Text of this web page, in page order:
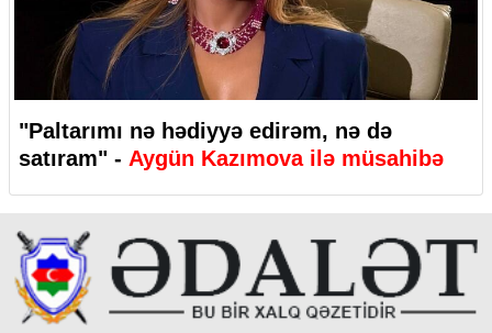
"Paltarımı nə hədiyyə edirəm, nə də
satıram" - Aygün Kazımova ilə müsahibə